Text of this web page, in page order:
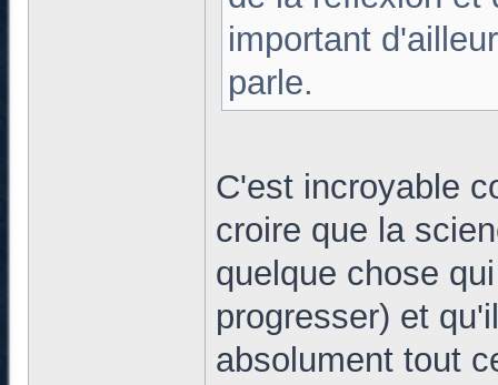
important
parle.
C'est incroyable
croire que la
quelque chose
progresser) et
absolument tout